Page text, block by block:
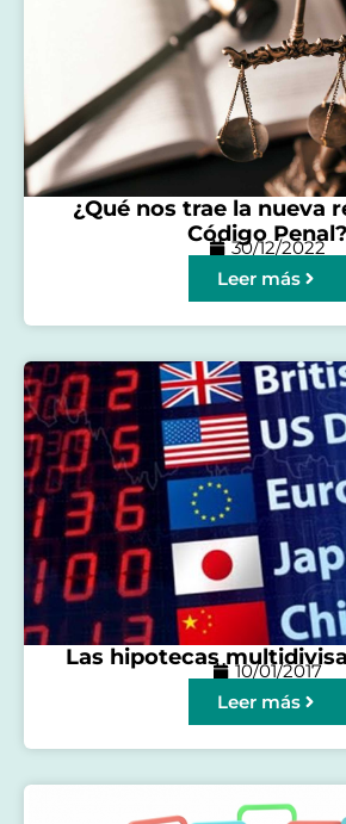
¿Qué nos trae la nueva
Código Penal?
30/12/2022
Leer más
Las hipotecas
10/01/2017
Leer más